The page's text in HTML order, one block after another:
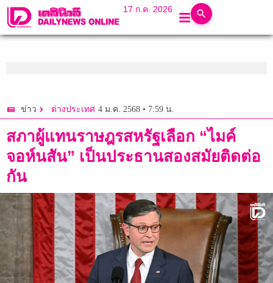
17 ก.ค. 2026
ข่าว ต่างประเทศ 4 ม.ค. 2568 • 7:59 น.
สภาผู้แทนราษฎรสหรัฐเลือก “ไมค์
จอห์นสัน” เป็นประธานสองสมัยติดต่อ
กัน